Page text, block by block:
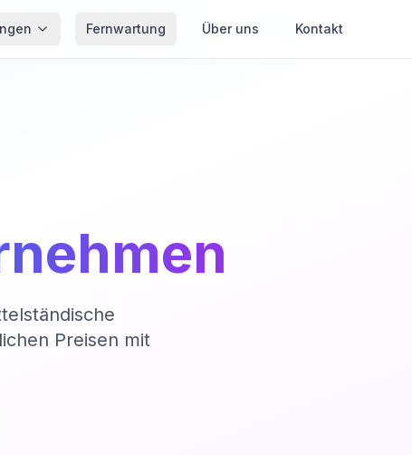
Fernwartung Über uns Kontakt
Preisen mit